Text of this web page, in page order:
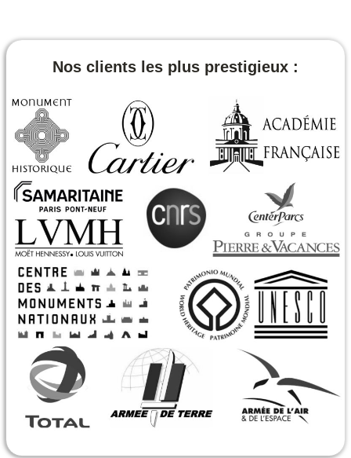
Nos clients les plus prestigieux :